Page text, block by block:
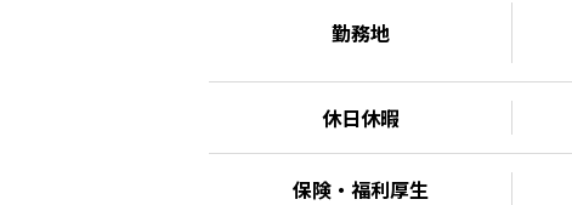
勤務地
休日休暇
保険・福利厚生